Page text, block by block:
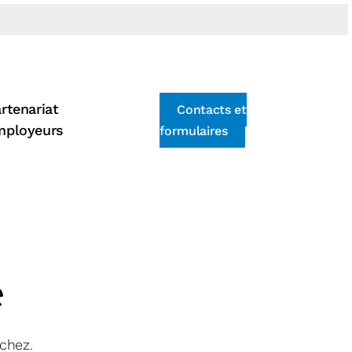
Contacts et
formulaires